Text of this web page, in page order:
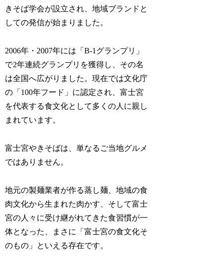
きそば学会が設立され、地域ブランドと
しての発信が始まりました。
2006年・2007年には「B-1グランプリ」
で2年連続グランプリを獲得し、その名
は全国へ広がりました。現在では文化庁
の「100年フード」に認定され、富士宮
を代表する食文化として多くの人に親し
まれています。
富士宮やきそばは、単なるご当地グルメ
ではありません。
地元の製麺業者が作る蒸し麺、地域の食
肉文化から生まれた肉かす、そして富士
宮の人々に受け継がれてきた食習慣が一
体となった、まさに「富士宮の食文化そ
のもの」といえる存在です。